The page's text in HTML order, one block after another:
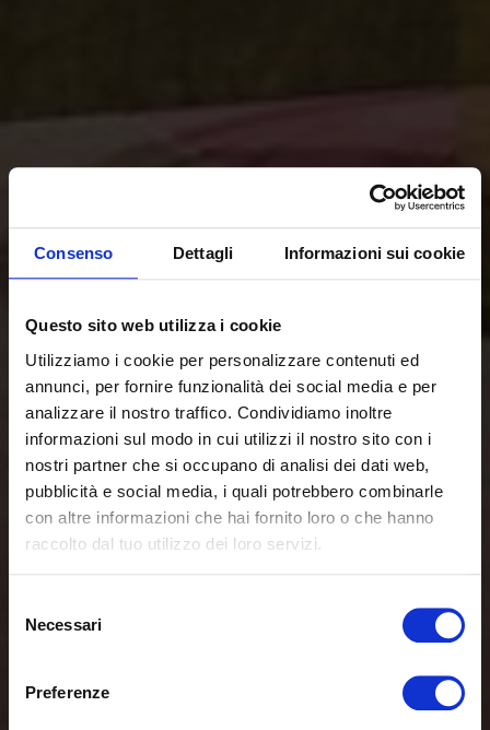
Consenso Dettagli Informazioni sui cookie
Questo sito web utilizza i cookie
Utilizziamo i cookie per personalizzare contenuti ed
annunci, per fornire funzionalità dei social media e per
analizzare il nostro traffico. Condividiamo inoltre
informazioni sul modo in cui utilizzi il nostro sito con i
nostri partner che si occupano di analisi dei dati web,
pubblicità e social media, i quali potrebbero combinarle
con altre informazioni che hai fornito loro o che hanno
raccolto dal tuo utilizzo dei loro servizi.
delNecessari
Preferenze